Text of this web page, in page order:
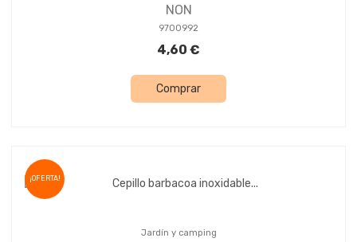
NON
9700992
4,60 €
Comprar
¡OFERTA!
Jardín y camping